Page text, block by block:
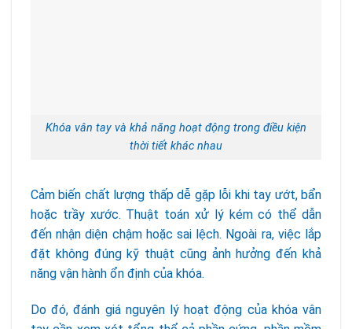
Khóa vân tay và khả năng hoạt động trong điều kiện
thời tiết khác nhau
Cảm biến chất lượng thấp dễ gặp lỗi khi tay ướt, bẩn
hoặc trầy xước. Thuật toán xử lý kém có thể dẫn
đến nhận diện chậm hoặc sai lệch. Ngoài ra, việc lắp
đặt không đúng kỹ thuật cũng ảnh hưởng đến khả
năng vận hành ổn định của khóa.
Do đó, đánh giá nguyên lý hoạt động của khóa vân